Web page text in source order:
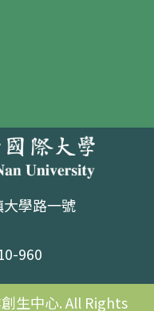
學路一號
960
生中心. All Rights